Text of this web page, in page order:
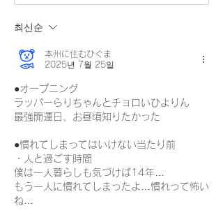
최신순
本州に住むひぐま
2025년 7월 25일
●オープニング
ラッパーらりちゃんとチョロいひよりん
最強開運日、お昼頃知りたかった
●慣れてしまってはいけない当たり前
・人と過ごす時間
僕は一人暮らしも気づけば14年…
もう一人に慣れてしまったよ…慣れって怖い
ね…